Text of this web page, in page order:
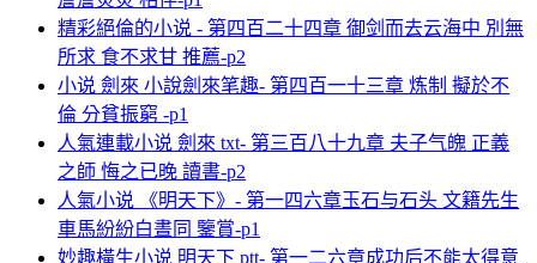
精彩絕倫的小说 - 第四百二十四章 御剑而去云海中 別無
所求 食不求甘 推薦-p2
小说 劍來 小說劍來笔趣- 第四百一十三章 炼制 擬於不
倫 分貧振窮 -p1
人氣連載小说 劍來 txt- 第三百八十九章 夫子气魄 正義
之師 悔之已晚 讀書-p2
人氣小说 《明天下》- 第一四六章玉石与石头 文籍先生
車馬紛紛白晝同 鑒賞-p1
妙趣橫生小说 明天下 ptt- 第一二六章成功后不能太得意